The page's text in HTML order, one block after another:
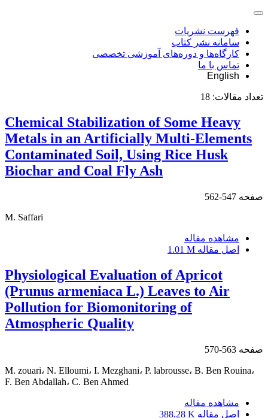
فهرست نشریات
سامانه نشر کتاب
کارگاه‌ها و دوره‌های آموزشی تخصصی
تماس با ما
English
تعداد مقالات: 18
Chemical Stabilization of Some Heavy
Metals in an Artificially Multi-Elements
Contaminated Soil, Using Rice Husk
Biochar and Coal Fly Ash
صفحه 547-562
M. Saffari
مشاهده مقاله
اصل مقاله 1.01 M
Physiological Evaluation of Apricot
(Prunus armeniaca L.) Leaves to Air
Pollution for Biomonitoring of
Atmospheric Quality
صفحه 563-570
M. zouari، N. Elloumi، I. Mezghani، P. labrousse، B. Ben Rouina،
F. Ben Abdallah، C. Ben Ahmed
مشاهده مقاله
اصل مقاله 388.28 K